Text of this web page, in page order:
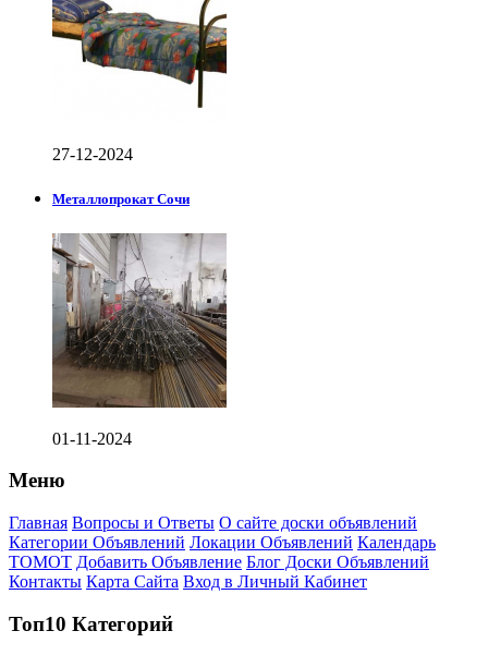
27-12-2024
Металлопрокат Сочи
01-11-2024
Меню
Главная Вопросы и Ответы О сайте доски объявлений
Категории Объявлений Локации Объявлений Календарь
ТОМОТ Добавить Объявление Блог Доски Объявлений
Контакты Карта Сайта Вход в Личный Кабинет
Топ10 Категорий